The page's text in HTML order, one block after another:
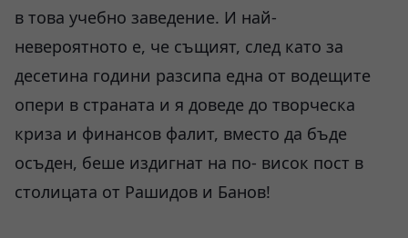
в това учебно заведение. И най-
невероятното е, че същият, след като за
десетина години разсипа една от водещите
опери в страната и я доведе до творческа
криза и финансов фалит, вместо да бъде
осъден, беше издигнат на по- висок пост в
столицата от Рашидов и Банов!